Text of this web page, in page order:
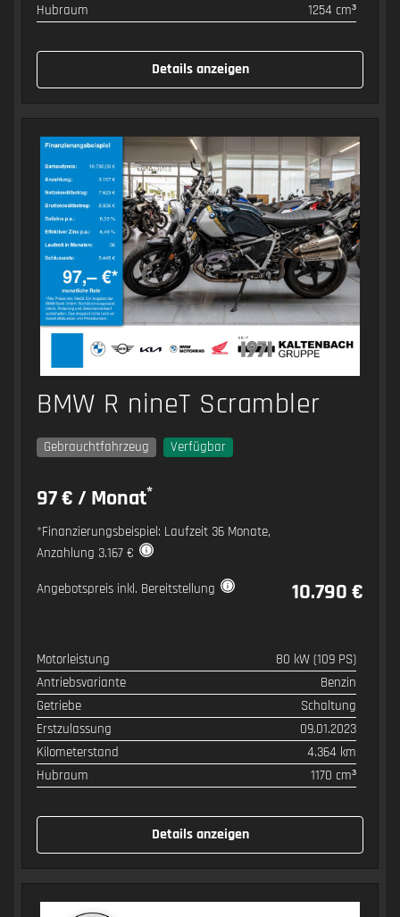
Hubraum
1254 cm³
Details anzeigen
BMW R nineT Scrambler
Gebrauchtfahrzeug Verfügbar
97 € / Monat*
*Finanzierungsbeispiel: Laufzeit 36 Monate,
Anzahlung 3.167 €
Angebotspreis inkl. Bereitstellung 10.790 €
SPEZIFIKATION WERT
Motorleistung
80 kW (109 PS)
Antriebsvariante
Benzin
Getriebe
Schaltung
Erstzulassung
09.01.2023
Kilometerstand
4.364 km
Hubraum
1170 cm³
Details anzeigen